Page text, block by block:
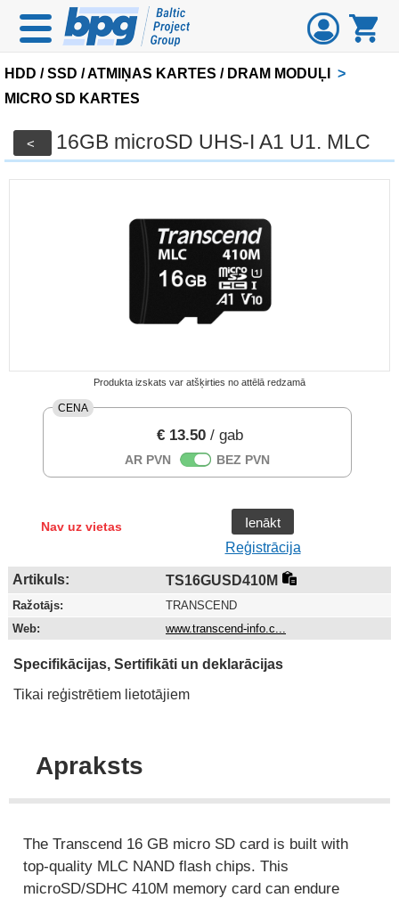
HDD / SSD / ATMIŅAS KARTES / DRAM MODUĻI
>
MICRO SD KARTES
< 16GB microSD UHS-I A1 U1. MLC
Produkta izskats var atšķirties no attēlā redzamā
CENA
€ 13.50 / gab
AR PVN BEZ PVN
Nav uz vietas
Ienākt
Reģistrācija
Artikuls: TS16GUSD410M
Ražotājs:
TRANSCEND
Web:
www.transcend-info.c...
Specifikācijas, Sertifikāti un deklarācijas
Tikai reģistrētiem lietotājiem
Apraksts
The Transcend 16 GB micro SD card is built with
top-quality MLC NAND flash chips. This
microSD/SDHC 410M memory card can endure